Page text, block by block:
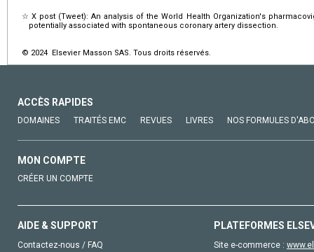
☆ X post (Tweet): An analysis of the World Health Organization's
potentially associated with spontaneous coronary artery dissection.
© 2024 Elsevier Masson SAS. Tous droits réservés.
ACCÈS RAPIDES
DOMAINES TRAITÉS EMC REVUES LIVRES NOS FORMULES
MON COMPTE
CRÉER UN COMPTE
AIDE & SUPPORT
Contactez-nous / FAQ
PLATEFORMES
Site e-commerce :